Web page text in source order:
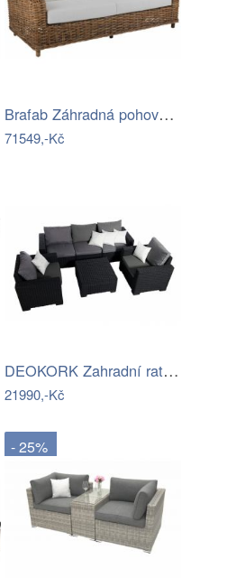
Brafab Záhradná pohovka ROSSVIK Mdum
71549,-Kč
DEOKORK Zahradní ratanová sestava…
21990,-Kč
- 25%